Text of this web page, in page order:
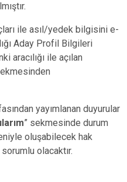
ile asıl/yedek bilgisini e-
Aday Profil Bilgileri
aracılığı ile açılan
yayımlanan duyurular
” sekmesinde durum
oluşabilecek hak
olacaktır.